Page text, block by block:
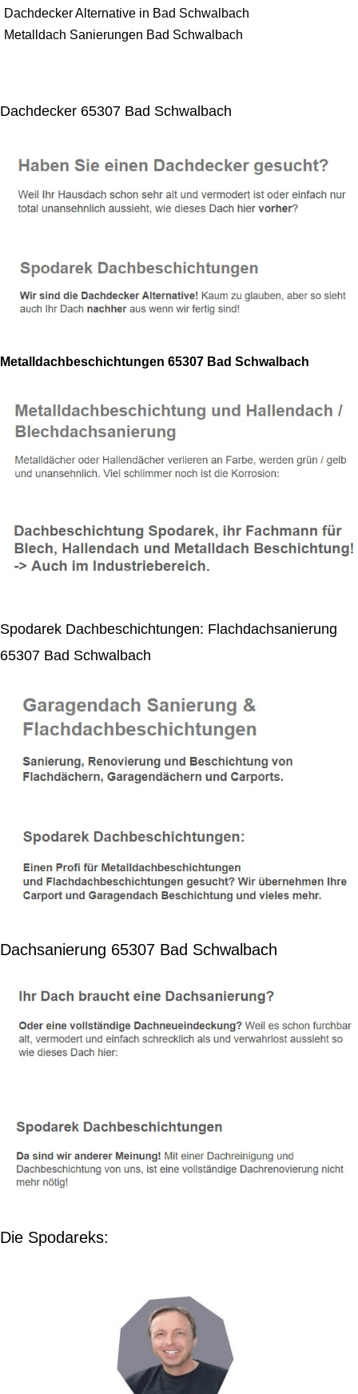
Dachdecker Alternative in Bad Schwalbach
Metalldach Sanierungen Bad Schwalbach
Dachdecker 65307 Bad Schwalbach
Metalldachbeschichtungen 65307 Bad Schwalbach
Spodarek Dachbeschichtungen: Flachdachsanierung
65307 Bad Schwalbach
Dachsanierung 65307 Bad Schwalbach
Die Spodareks: